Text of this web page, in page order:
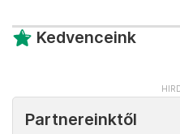
Kedvenceink
Partnereinktől